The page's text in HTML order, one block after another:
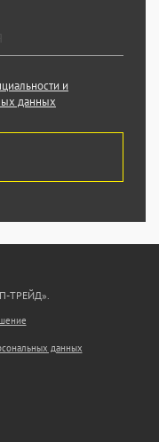
и
данных
ТРЕЙД».
данных